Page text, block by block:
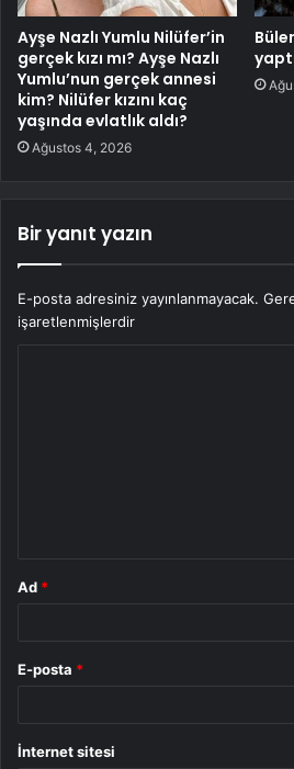
Ayşe Nazlı Yumlu Nilüfer’in
gerçek kızı mı? Ayşe Nazlı
Yumlu’nun gerçek annesi
kim? Nilüfer kızını kaç
yaşında evlatlık aldı?
Ağustos 4, 2026
Bir yanıt yazın
E-posta adresiniz yayınlanmayacak.
işaretlenmişlerdir
Ad *
E-posta *
İnternet sitesi